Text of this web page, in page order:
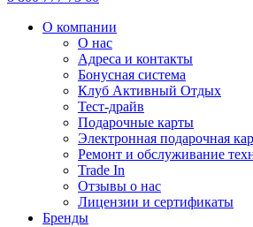
О компании
О нас
Адреса и контакты
Бонусная система
Клуб Активный Отдых
Тест-драйв
Подарочные карты
Электронная подарочная
Ремонт и обслуживание
Trade In
Отзывы о нас
Лицензии и сертификаты
Бренды